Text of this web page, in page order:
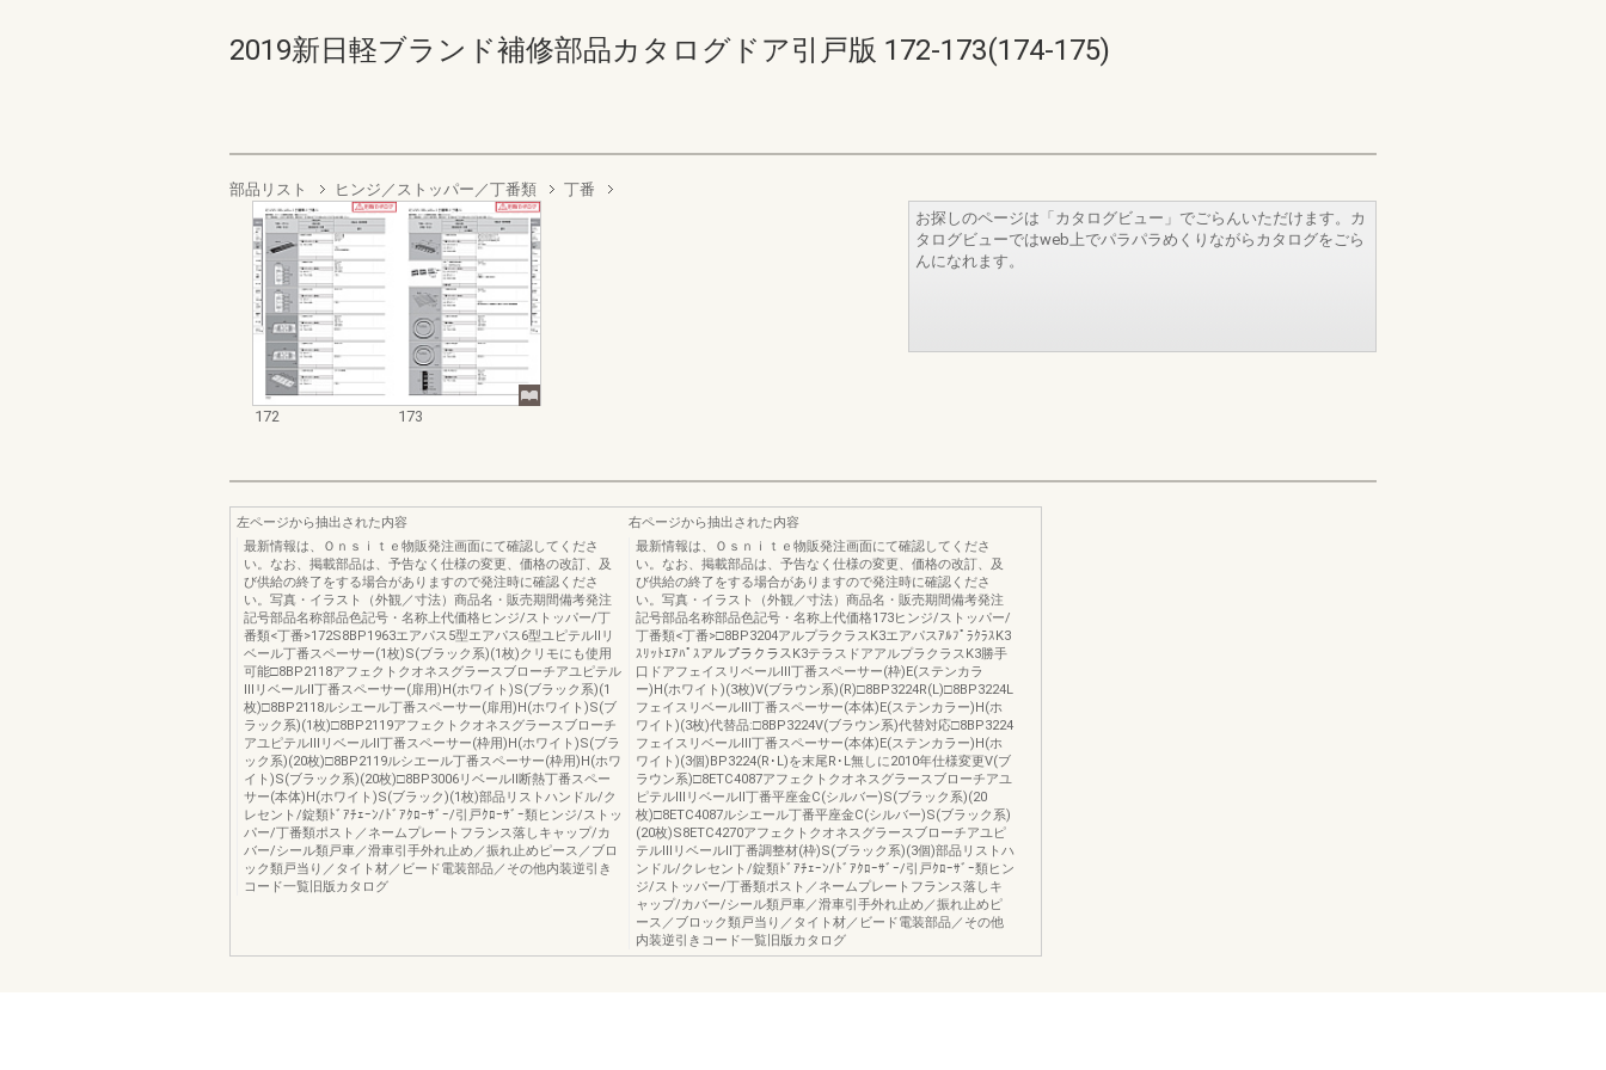
2019新日軽ブランド補修部品カタログドア引戸版 172-173(174-175)
部品リスト ヒンジ／ストッパー／丁番類 丁番
172 173
お探しのページは「カタログビュー」でごらんいただけます。カ
タログビューではweb上でパラパラめくりながらカタログをごら
んになれます。
左ページから抽出された内容
最新情報は、Ｏｎｓｉｔｅ物販発注画面にて確認してくださ
い。なお、掲載部品は、予告なく仕様の変更、価格の改訂、及
び供給の終了をする場合がありますので発注時に確認くださ
い。写真・イラスト（外観／寸法）商品名・販売期間備考発注
記号部品名称部品色記号・名称上代価格ヒンジ/ストッパー/丁
番類<丁番>172S8BP1963エアパス5型エアパス6型ユピテルⅡリ
ベール丁番スペーサー(1枚)S(ブラック系)(1枚)クリモにも使用
可能□8BP2118アフェクトクオネスグラースブローチアユピテル
ⅢリベールⅡ丁番スペーサー(扉用)H(ホワイト)S(ブラック系)(1
枚)□8BP2118ルシエール丁番スペーサー(扉用)H(ホワイト)S(ブ
ラック系)(1枚)□8BP2119アフェクトクオネスグラースブローチ
アユピテルⅢリベールⅡ丁番スペーサー(枠用)H(ホワイト)S(ブラ
ック系)(20枚)□8BP2119ルシエール丁番スペーサー(枠用)H(ホワ
イト)S(ブラック系)(20枚)□8BP3006リベールⅡ断熱丁番スペー
サー(本体)H(ホワイト)S(ブラック)(1枚)部品リストハンドル/ク
レセント/錠類ﾄﾞｱﾁｪｰﾝ/ﾄﾞｱｸﾛｰｻﾞｰ/引戸ｸﾛｰｻﾞｰ類ヒンジ/ストッ
パー/丁番類ポスト／ネームプレートフランス落しキャップ/カ
バー/シール類戸車／滑車引手外れ止め／振れ止めピース／ブロ
ック類戸当り／タイト材／ビード電装部品／その他内装逆引き
コード一覧旧版カタログ
右ページから抽出された内容
最新情報は、Ｏｓｎｉｔｅ物販発注画面にて確認してくださ
い。なお、掲載部品は、予告なく仕様の変更、価格の改訂、及
び供給の終了をする場合がありますので発注時に確認くださ
い。写真・イラスト（外観／寸法）商品名・販売期間備考発注
記号部品名称部品色記号・名称上代価格173ヒンジ/ストッパー/
丁番類<丁番>□8BP3204アルプラクラスK3エアパスｱﾙﾌﾟﾗｸﾗｽK3
ｽﾘｯﾄｴｱﾊﾟｽアルプラクラスK3テラスドアアルプラクラスK3勝手
口ドアフェイスリベールⅢ丁番スペーサー(枠)E(ステンカラ
ー)H(ホワイト)(3枚)V(ブラウン系)(R)□8BP3224R(L)□8BP3224L
フェイスリベールⅢ丁番スペーサー(本体)E(ステンカラー)H(ホ
ワイト)(3枚)代替品:□8BP3224V(ブラウン系)代替対応□8BP3224
フェイスリベールⅢ丁番スペーサー(本体)E(ステンカラー)H(ホ
ワイト)(3個)BP3224(R･L)を末尾R･L無しに2010年仕様変更V(ブ
ラウン系)□8ETC4087アフェクトクオネスグラースブローチアユ
ピテルⅢリベールⅡ丁番平座金C(シルバー)S(ブラック系)(20
枚)□8ETC4087ルシエール丁番平座金C(シルバー)S(ブラック系)
(20枚)S8ETC4270アフェクトクオネスグラースブローチアユピ
テルⅢリベールⅡ丁番調整材(枠)S(ブラック系)(3個)部品リストハ
ンドル/クレセント/錠類ﾄﾞｱﾁｪｰﾝ/ﾄﾞｱｸﾛｰｻﾞｰ/引戸ｸﾛｰｻﾞｰ類ヒン
ジ/ストッパー/丁番類ポスト／ネームプレートフランス落しキ
ャップ/カバー/シール類戸車／滑車引手外れ止め／振れ止めピ
ース／ブロック類戸当り／タイト材／ビード電装部品／その他
内装逆引きコード一覧旧版カタログ